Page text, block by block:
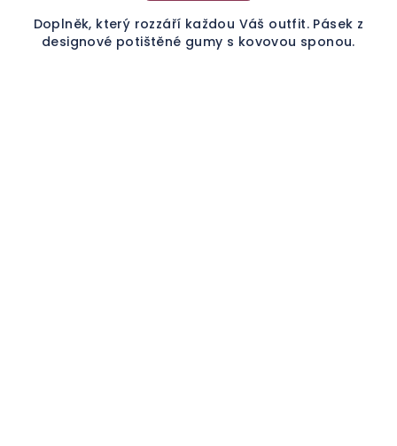
Doplněk, který rozzáří každou Váš outfit. Pásek z
designové potištěné gumy s kovovou sponou.